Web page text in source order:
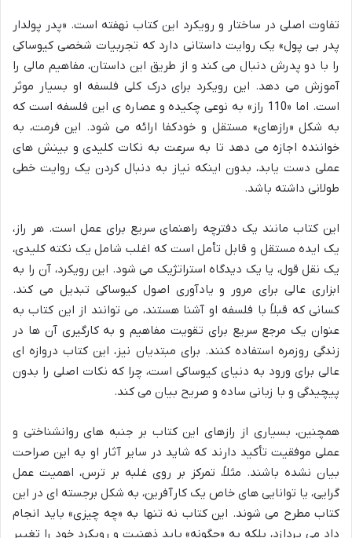
تفاوت اصلی در ساختار و رویکرد این کتاب نهفته است. «پدر پولدار
پدر بی پول» یک روایت داستانی دارد که تجربیات شخصی کیوساکی
را با دو پدرش دنبال می کند و از طریق این داستان، مفاهیم مالی را
آموزش می دهد. این رویکرد برای درک کلی فلسفه او بسیار موثر
است. اما «110 راز» به نوعی چکیده و عصاره ی این فلسفه است که
به شکل «رازهای» مستقل و خودکفا ارائه می شود. این فرمت، به
خواننده اجازه می دهد تا به سرعت به نکات کلیدی و بینش های
عملی دست یابد، بدون اینکه نیاز به دنبال کردن یک روایت خطی
طولانی داشته باشد.
این کتاب مانند یک دفترچه راهنمای سریع برای عمل است. هر راز،
یک ایده مستقل و قابل تأمل است که اغلب شامل یک نکته کلیدی،
یک نقل قول، یا یک دیدگاه استراتژیک می شود. این رویکرد، آن را به
ابزاری عالی برای مرور و یادآوری اصول کیوساکی تبدیل می کند.
کسانی که قبلاً با فلسفه او آشنا هستند، می توانند از این کتاب به
عنوان یک مرجع سریع برای تقویت مفاهیم و به کارگیری آن ها در
زندگی روزمره استفاده کنند. برای مبتدیان نیز، این کتاب دروازه ای
عالی برای ورود به دنیای کیوساکی است، چرا که نکات اصلی را بدون
پیچیدگی و با زبانی ساده و صریح بیان می کند.
همچنین، بسیاری از رازهای این کتاب بر جنبه های روانشناختی و
عملی موفقیت تأکید دارند که شاید در سایر آثار او به این صراحت
بیان نشده باشند. مثلاً، تمرکز بر روی غلبه بر ترس، اهمیت عمل
گرایی، یا توانایی های خاص یک کارآفرین، به شکل برجسته ای در این
کتاب مطرح می شوند. این کتاب نه تنها به «چه چیزی» باید انجام
داد می پردازد، بلکه به «چگونه» باید ذهنیت و رویکرد خود را تغییر